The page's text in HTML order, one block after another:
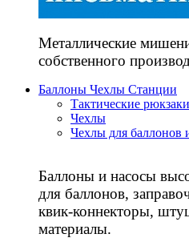
Металлические
собственного
Баллоны Чехлы Станции
Тактические рюкзаки
Чехлы
Чехлы для баллонов
Баллоны и насосы
для баллонов,
квик-коннекторы,
материалы.